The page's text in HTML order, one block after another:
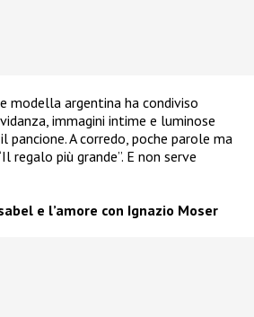
modella argentina ha condiviso
immagini intime e luminose
pancione. A corredo, poche parole ma
regalo più grande”. E non serve
e l’amore con Ignazio Moser